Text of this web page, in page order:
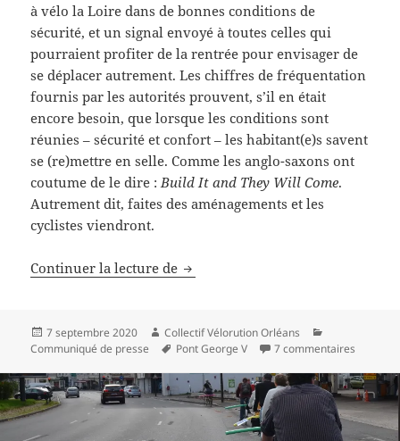
à vélo la Loire dans de bonnes conditions de
sécurité, et un signal envoyé à toutes celles qui
pourraient profiter de la rentrée pour envisager de
se déplacer autrement. Les chiffres de fréquentation
fournis par les autorités prouvent, s’il en était
encore besoin, que lorsque les conditions sont
réunies – sécurité et confort – les habitant(e)s savent
se (re)mettre en selle. Comme les anglo-saxons ont
coutume de le dire :Build It and They Will Come.
Autrement dit, faites des aménagements et les
cyclistes viendront.
Continuer la lecture de Au-delà du pont George V, un
Publié
le
7 septembre 2020 Auteur
Collectif Vélorution Orléans
Communiqué de presse
Mots-
Pont George V 7 commentaires